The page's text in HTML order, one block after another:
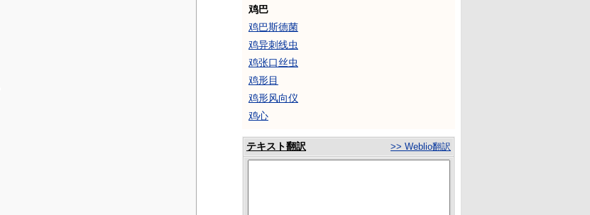
鸡巴
鸡巴斯德菌
鸡异刺线虫
鸡张口丝虫
鸡形目
鸡形风向仪
鸡心
テキスト翻訳 >> Weblio翻訳